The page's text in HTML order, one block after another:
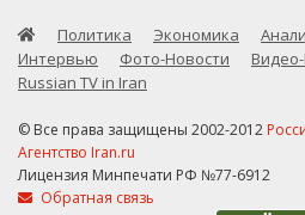
Политика Экономика
Интервью
Фото-Новости
Russian TV in Iran
© Все права защищены 2002-2012
Агентство Iran.ru
Лицензия Минпечати РФ №77-6912
Обратная связь